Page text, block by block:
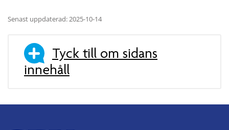
Senast uppdaterad: 2025-10-14
Tyck till om sidans
innehåll